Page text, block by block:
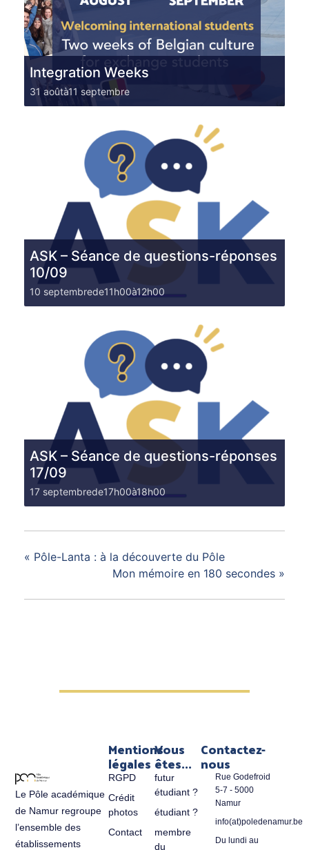
Integration Weeks
31 aoûtà11 septembre
ASK – Séance de questions-réponses
10/09
10 septembrede11h00à12h00
ASK – Séance de questions-réponses
17/09
17 septembrede17h00à18h00
« Pôle-Lanta : à la découverte du Pôle
Mon mémoire en 180 secondes »
Le Pôle académique
de Namur regroupe
l’ensemble des
établissements
Vous
êtes...
futur
étudiant ?
étudiant ?
membre
du
Mentions
légales
RGPD
Crédit
photos
Contact
Contactez-
nous
Rue Godefroid
5-7 - 5000
Namur
info(at)poledenamur.be
Du lundi au